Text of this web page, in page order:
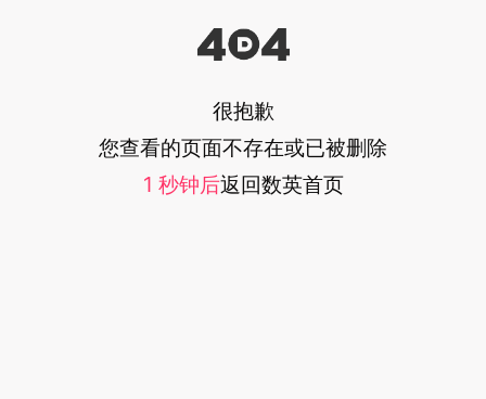
很抱歉
您查看的页面不存在或已被删除
1 秒钟后返回数英首页